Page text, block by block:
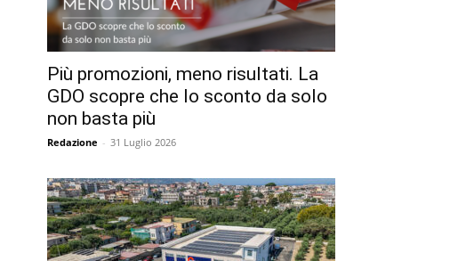
Più promozioni, meno risultati. La
GDO scopre che lo sconto da solo
non basta più
Redazione - 31 Luglio 2026